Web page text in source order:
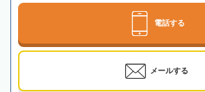
電話する
メールする